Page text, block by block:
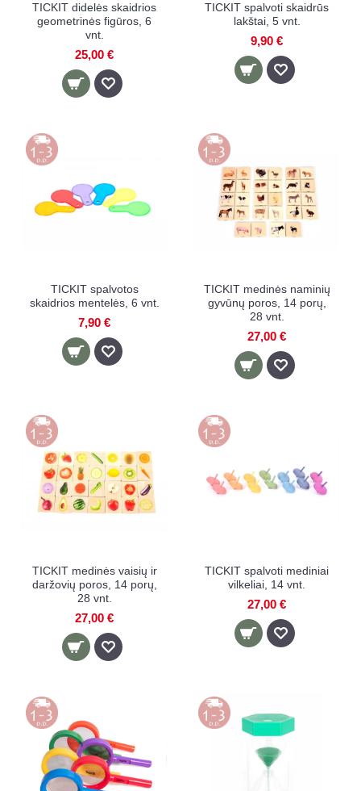
TICKIT didelės skaidrios
geometrinės figūros, 6
vnt.
25,00 €
TICKIT spalvoti skaidrūs
lakštai, 5 vnt.
9,90 €
TICKIT spalvotos
skaidrios mentelės, 6 vnt.
7,90 €
TICKIT medinės naminių
gyvūnų poros, 14 porų,
28 vnt.
27,00 €
TICKIT medinės vaisių ir
daržovių poros, 14 porų,
28 vnt.
27,00 €
TICKIT spalvoti mediniai
vilkeliai, 14 vnt.
27,00 €